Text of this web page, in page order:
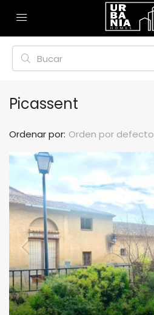
Picassent
Ordenar por: Orden por defecto